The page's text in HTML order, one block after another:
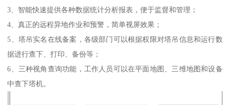
3、智能快速提供各种数据统计分析报表，便于监督和管理；
4、真正的远程异地作业和预警，简单视屏效果；
5、塔吊实名在线备案，各级部门可以根据权限对塔吊信息和运行数
据进行查下、打印、备份等；
6、三种视角查询功能，工作人员可以在平面地图、三维地图和设备
中查下塔机。